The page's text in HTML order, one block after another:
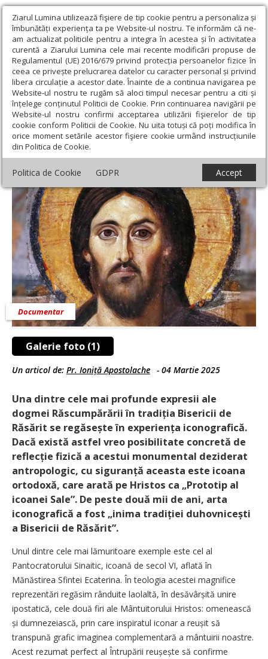
Ziarul Lumina utilizează fişiere de tip cookie pentru a personaliza și
îmbunătăți experiența ta pe Website-ul nostru. Te informăm că ne-
am actualizat politicile pentru a integra în acestea și în activitatea
curentă a Ziarului Lumina cele mai recente modificări propuse de
Regulamentul (UE) 2016/679 privind protecția persoanelor fizice în
ceea ce privește prelucrarea datelor cu caracter personal și privind
libera circulație a acestor date. Înainte de a continua navigarea pe
Website-ul nostru te rugăm să aloci timpul necesar pentru a citi și
înțelege conținutul Politicii de Cookie. Prin continuarea navigării pe
Website-ul nostru confirmi acceptarea utilizării fişierelor de tip
cookie conform Politicii de Cookie. Nu uita totuși că poți modifica în
orice moment setările acestor fişiere cookie urmând instrucțiunile
din Politica de Cookie.
Politica de Cookie GDPR Accept
Ziarul Lumina › Actualitate religioasă › Documentar › Chipul
iconic restaurat, sensuri teologice
Chipul iconic restaurat, sensuri teologice
Galerie foto (1)
Documentar
Un articol de: Pr. Ioniță Apostolache - 04 Martie 2025
Una dintre cele mai profunde expresii ale
dogmei Răscumpărării în tradiția Bisericii de
Răsărit se regăsește în experiența iconografică.
Dacă există astfel vreo posibilitate concretă de
reflecție fizică a acestui monumental deziderat
antropologic, cu siguranță aceasta este icoana
ortodoxă, care arată pe Hristos ca „Prototip al
icoanei Sale”. De peste două mii de ani, arta
iconografică a fost „inima tradiției duhovnicești
a Bisericii de Răsărit”.
Unul dintre cele mai lămuritoare exemple este cel al
Pantocratorului Sinaitic, icoană de secol VI, aflată în
Mănăstirea Sfintei Ecaterina. În teologia acestei magnifice
reprezentări regăsim rânduite laolaltă, în desăvârșită unire
ipostatică, cele două firi ale Mântuitorului Hristos: omenească
și dumnezeiască, prin care inspiratul iconar a reușit să
transpună grafic imaginea complementară a mântuirii noastre.
Acest rezumat perfect al Întrupării reușește să confirme